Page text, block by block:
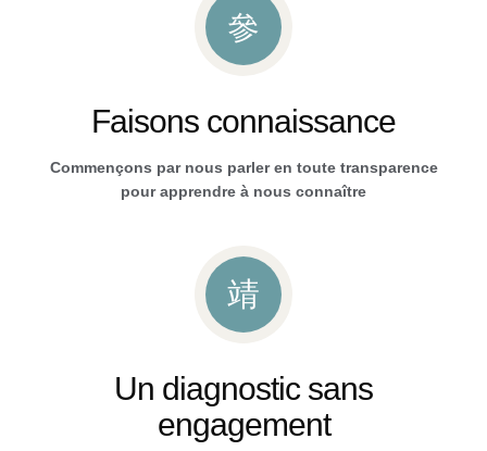
Faisons connaissance
Commençons par nous parler en toute transparence
pour apprendre à nous connaître
Un diagnostic sans
engagement